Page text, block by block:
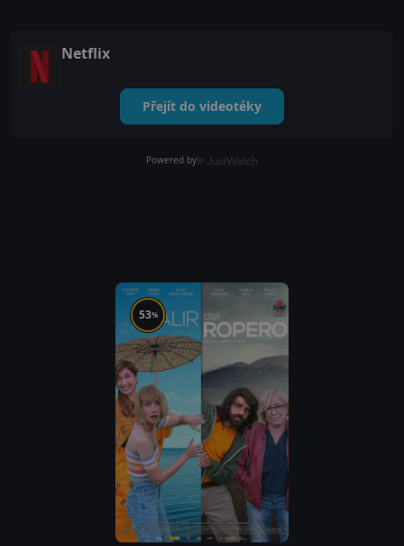
Netflix
Přejít do videotéky
Powered by
53%